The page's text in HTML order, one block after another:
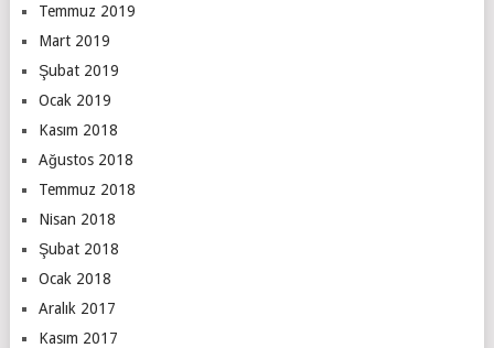
Temmuz 2019
Mart 2019
Şubat 2019
Ocak 2019
Kasım 2018
Ağustos 2018
Temmuz 2018
Nisan 2018
Şubat 2018
Ocak 2018
Aralık 2017
Kasım 2017